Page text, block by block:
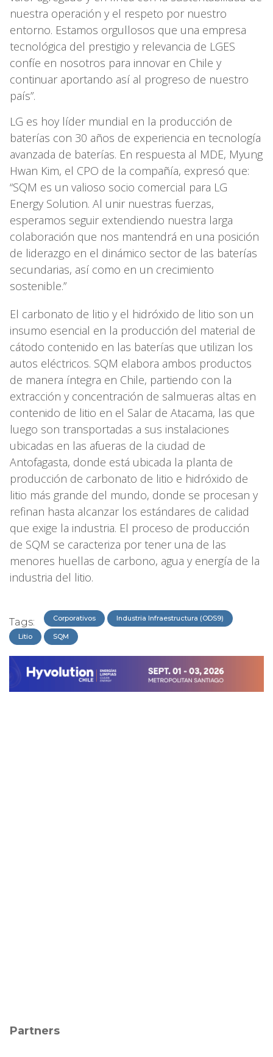
nuestra operación y el respeto por nuestro
entorno. Estamos orgullosos que una empresa
tecnológica del prestigio y relevancia de LGES
confíe en nosotros para innovar en Chile y
continuar aportando así al progreso de nuestro
país”.
LG es hoy líder mundial en la producción de
baterías con 30 años de experiencia en tecnología
avanzada de baterías. En respuesta al MDE, Myung
Hwan Kim, el CPO de la compañía, expresó que:
“SQM es un valioso socio comercial para LG
Energy Solution. Al unir nuestras fuerzas,
esperamos seguir extendiendo nuestra larga
colaboración que nos mantendrá en una posición
de liderazgo en el dinámico sector de las baterías
secundarias, así como en un crecimiento
sostenible.”
El carbonato de litio y el hidróxido de litio son un
insumo esencial en la producción del material de
cátodo contenido en las baterías que utilizan los
autos eléctricos. SQM elabora ambos productos
de manera íntegra en Chile, partiendo con la
extracción y concentración de salmueras altas en
contenido de litio en el Salar de Atacama, las que
luego son transportadas a sus instalaciones
ubicadas en las afueras de la ciudad de
Antofagasta, donde está ubicada la planta de
producción de carbonato de litio e hidróxido de
litio más grande del mundo, donde se procesan y
refinan hasta alcanzar los estándares de calidad
que exige la industria. El proceso de producción
de SQM se caracteriza por tener una de las
menores huellas de carbono, agua y energía de la
industria del litio.
Tags: Corporativos Industria Infraestructura (ODS9)
Litio SQM
Partners